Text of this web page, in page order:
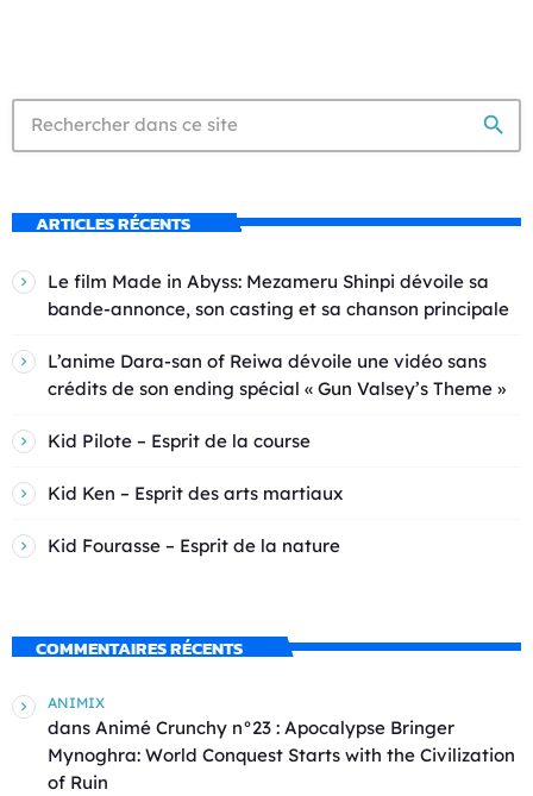
search
ARTICLES RÉCENTS
Le film Made in Abyss: Mezameru Shinpi dévoile sa
bande-annonce, son casting et sa chanson principale
L’anime Dara-san of Reiwa dévoile une vidéo sans
crédits de son ending spécial « Gun Valsey’s Theme »
Kid Pilote – Esprit de la course
Kid Ken – Esprit des arts martiaux
Kid Fourasse – Esprit de la nature
COMMENTAIRES RÉCENTS
ANIMIX
dans Animé Crunchy n°23 : Apocalypse Bringer
Mynoghra: World Conquest Starts with the Civilization
of Ruin